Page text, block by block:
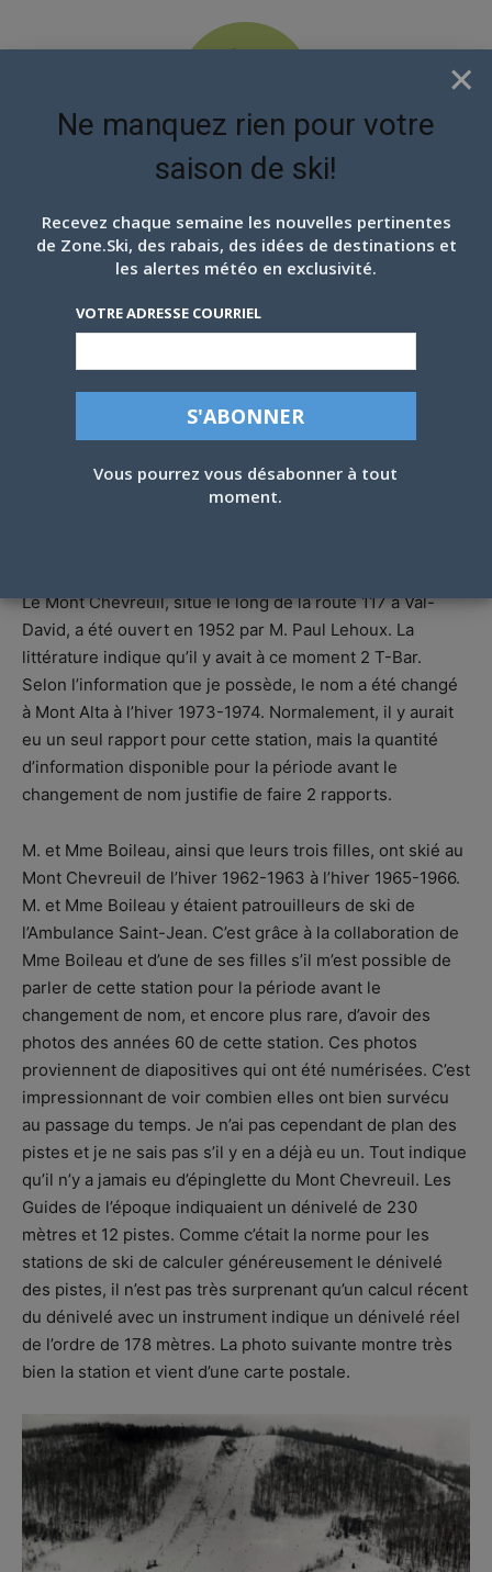
EN ATTENDANT LES
MONT CHEVREUIL (MONT ALTA)
Le Mont Chevreuil, situé le long de la route 117 à Val-
David, a été ouvert en 1952 par M. Paul Lehoux. La
littérature indique qu’il y avait à ce moment 2 T-Bar.
Selon l’information que je possède, le nom a été changé
à Mont Alta à l’hiver 1973-1974. Normalement, il y aurait
eu un seul rapport pour cette station, mais la quantité
d’information disponible pour la période avant le
changement de nom justifie de faire 2 rapports.
M. et Mme Boileau, ainsi que leurs trois filles, ont skié au
Mont Chevreuil de l’hiver 1962-1963 à l’hiver 1965-1966.
M. et Mme Boileau y étaient patrouilleurs de ski de
l’Ambulance Saint-Jean. C’est grâce à la collaboration de
Mme Boileau et d’une de ses filles s’il m’est possible de
parler de cette station pour la période avant le
changement de nom, et encore plus rare, d’avoir des
photos des années 60 de cette station. Ces photos
proviennent de diapositives qui ont été numérisées. C’est
impressionnant de voir combien elles ont bien survécu
au passage du temps. Je n’ai pas cependant de plan des
pistes et je ne sais pas s’il y en a déjà eu un. Tout indique
qu’il n’y a jamais eu d’épinglette du Mont Chevreuil. Les
Guides de l’époque indiquaient un dénivelé de 230
mètres et 12 pistes. Comme c’était la norme pour les
stations de ski de calculer généreusement le dénivelé
des pistes, il n’est pas très surprenant qu’un calcul récent
du dénivelé avec un instrument indique un dénivelé réel
de l’ordre de 178 mètres. La photo suivante montre très
bien la station et vient d’une carte postale.
×
Ne manquez rien pour votre
saison de ski!
Recevez chaque semaine les nouvelles pertinentes
de Zone.Ski, des rabais, des idées de destinations et
les alertes météo en exclusivité.
VOTRE ADRESSE COURRIEL
Vous pourrez vous désabonner à tout
moment.